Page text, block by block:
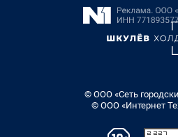
© ООО «Сеть
© ООО «Интернет